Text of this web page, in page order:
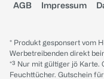
AGB Impressum
* Produkt gesponsert vom
Werbetreibenden direkt
*³ Nur mit gültiger jö Karte.
Feuchttücher. Gutschein